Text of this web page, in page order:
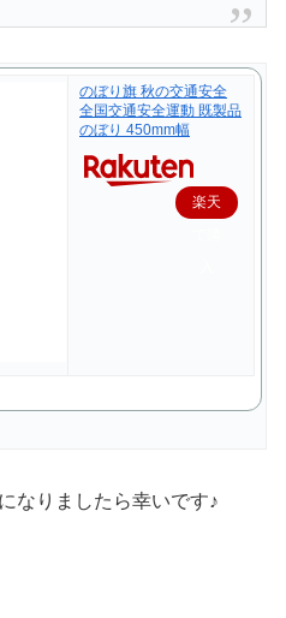
のぼり旗 秋の交通安全
全国交通安全運動 既製品
のぼり 450mm幅
楽天
なりましたら幸いです♪